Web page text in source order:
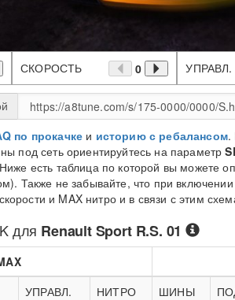
СКОРОСТЬ 0 УПРАВЛ.
по прокачке и историю с ребалансом.
под сеть ориентируйтесь на параметр
есть таблица по которой вы можете
Также не забывайте, что при
и MAX нитро и в связи с этим
для Renault Sport R.S. 01
УПРАВЛ. НИТРО ШИНЫ